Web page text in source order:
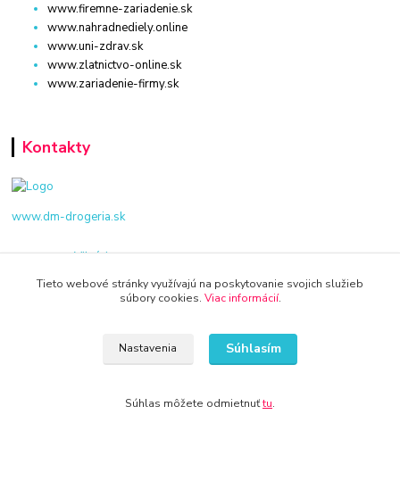
www.firemne-zariadenie.sk
www.nahradnediely.online
www.uni-zdrav.sk
www.zlatnictvo-online.sk
www.zariadenie-firmy.sk
Kontakty
www.dm-drogeria.sk
Viktória
+421 940 949 000
Tieto webové stránky využívajú na poskytovanie svojich služieb
súbory cookies. Viac informácií.
Nastavenia Súhlasím
Súhlas môžete odmietnuťtu.